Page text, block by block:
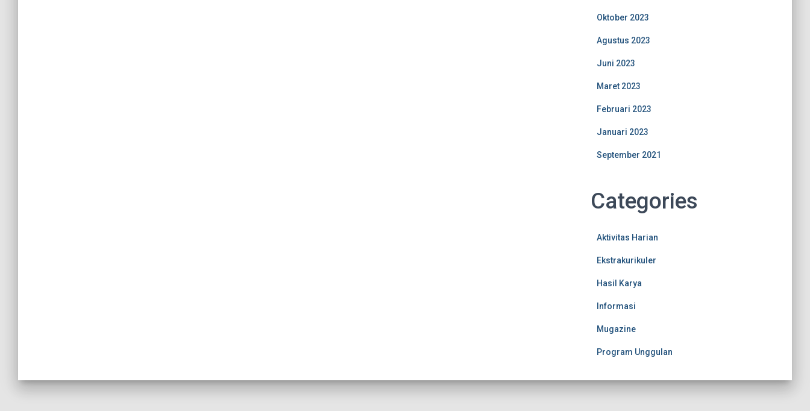
Oktober 2023
Agustus 2023
Juni 2023
Maret 2023
Februari 2023
Januari 2023
September 2021
Categories
Aktivitas Harian
Ekstrakurikuler
Hasil Karya
Informasi
Mugazine
Program Unggulan